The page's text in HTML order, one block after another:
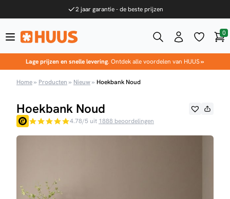
2 jaar garantie - de beste prijzen
0
Lage prijzen en snelle levering. Ontdek alle voordelen van HUUS»
Home» Producten » Nieuw» Hoekbank Noud
Hoekbank Noud
4.78/5 uit 1888 beoordelingen